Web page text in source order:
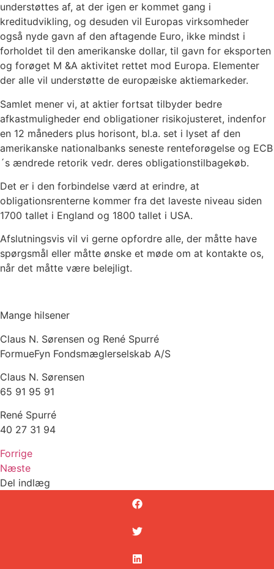
understøttes af, at der igen er kommet gang i
kreditudvikling, og desuden vil Europas virksomheder
også nyde gavn af den aftagende Euro, ikke mindst i
forholdet til den amerikanske dollar, til gavn for eksporten
og forøget M &A aktivitet rettet mod Europa. Elementer
der alle vil understøtte de europæiske aktiemarkeder.
Samlet mener vi, at aktier fortsat tilbyder bedre
afkastmuligheder end obligationer risikojusteret, indenfor
en 12 måneders plus horisont, bl.a. set i lyset af den
amerikanske nationalbanks seneste renteforøgelse og ECB
´s ændrede retorik vedr. deres obligationstilbagekøb.
Det er i den forbindelse værd at erindre, at
obligationsrenterne kommer fra det laveste niveau siden
1700 tallet i England og 1800 tallet i USA.
Afslutningsvis vil vi gerne opfordre alle, der måtte have
spørgsmål eller måtte ønske et møde om at kontakte os,
når det måtte være belejligt.
Mange hilsener
Claus N. Sørensen og René Spurré
FormueFyn Fondsmæglerselskab A/S
Claus N. Sørensen
65 91 95 91
René Spurré
40 27 31 94
Forrige
Næste
Del indlæg